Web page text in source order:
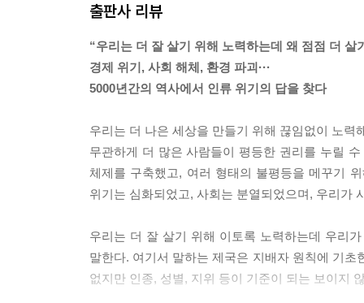
한 것을 없애겠다는 약속을 지키지 않았다. 그 약
---「제4장 변화의 기회」중에서
두 번째 천 년의 후반기에 군주정에서 민주정으
수완 있게 회피하기 위해 더 섬세한 전술을 구사했
---「제7장 근현대 제국: 돈의 힘에 의한 전환」중
북미 동부 연안의 좁은 땅에 정착한 우리[미국]의
을 강제로 차지하고 원래 그곳에 살던 사람들을 죽
국경 밖으로도 제국적 팽창을 이어가면서, 다른
출판사 리뷰
“우리는 더 잘 살기 위해 노력하는데 왜 점점 더 살
경제 위기, 사회 해체, 환경 파괴···
5000년간의 역사에서 인류 위기의 답을 찾다
우리는 더 나은 세상을 만들기 위해 끊임없이 노
무관하게 더 많은 사람들이 평등한 권리를 누릴
체제를 구축했고, 여러 형태의 불평등을 메꾸기
위기는 심화되었고, 사회는 분열되었으며, 우리가
우리는 더 잘 살기 위해 이토록 노력하는데 우리
말한다. 여기서 말하는 제국은 지배자 원칙에 기
없지만 인종, 성별, 지위 등이 기준이 되는 보이지